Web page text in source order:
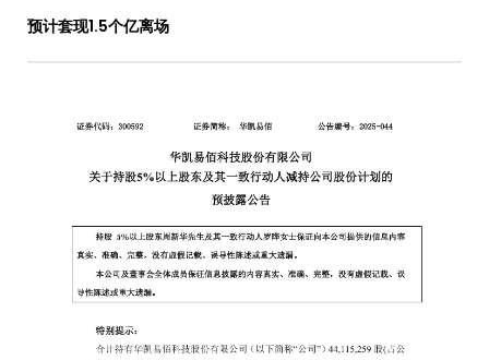
预计套现1.5个亿离场